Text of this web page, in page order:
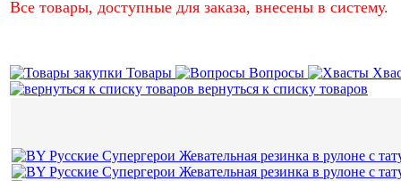
Все товары, доступные для заказа, внесены в систему.
Товары Вопросы
вернуться к списку товаров